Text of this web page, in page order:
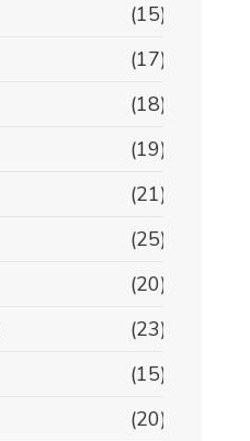
(15)
(17)
(18)
(19)
(21)
(25)
(20)
(23)
(15)
(20)